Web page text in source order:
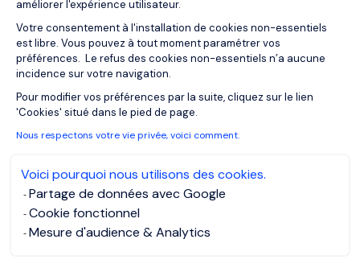
améliorer l'expérience utilisateur.
Votre consentement à l'installation de cookies non-essentiels
est libre. Vous pouvez à tout moment paramétrer vos
préférences. Le refus des cookies non-essentiels n’a aucune
incidence sur votre navigation.
Pour modifier vos préférences par la suite, cliquez sur le lien
'Cookies' situé dans le pied de page.
Nous respectons votre vie privée, voici comment.
Voici pourquoi nous utilisons des cookies.
Partage de données avec Google
Cookie fonctionnel
Mesure d'audience & Analytics